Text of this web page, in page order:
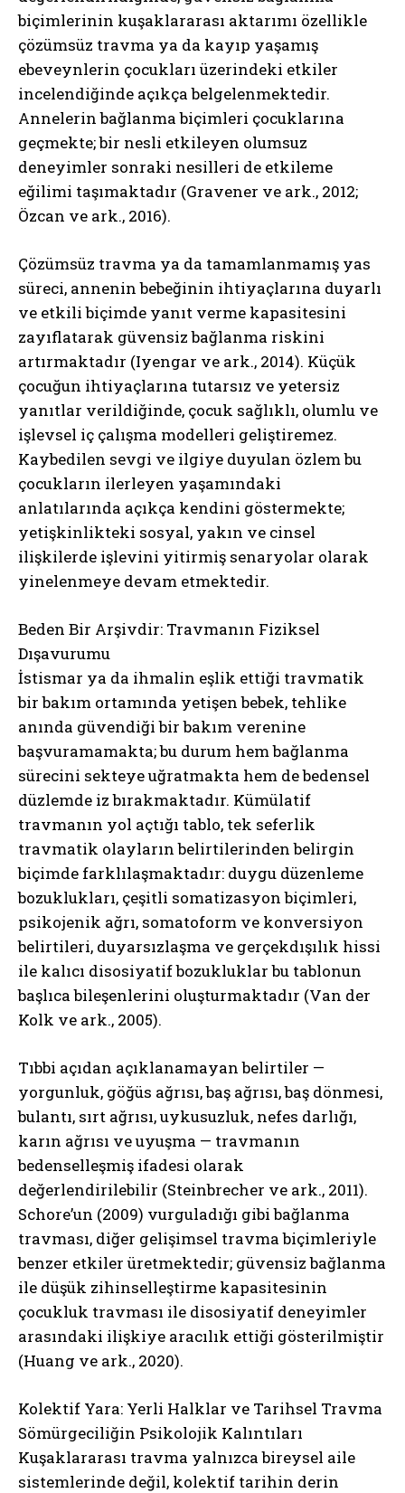
biçimlerinin kuşaklararası aktarımı özellikle
çözümsüz travma ya da kayıp yaşamış
ebeveynlerin çocukları üzerindeki etkiler
incelendiğinde açıkça belgelenmektedir.
Annelerin bağlanma biçimleri çocuklarına
geçmekte; bir nesli etkileyen olumsuz
deneyimler sonraki nesilleri de etkileme
eğilimi taşımaktadır (Gravener ve ark., 2012;
Özcan ve ark., 2016).
Çözümsüz travma ya da tamamlanmamış yas
süreci, annenin bebeğinin ihtiyaçlarına duyarlı
ve etkili biçimde yanıt verme kapasitesini
zayıflatarak güvensiz bağlanma riskini
artırmaktadır (Iyengar ve ark., 2014). Küçük
çocuğun ihtiyaçlarına tutarsız ve yetersiz
yanıtlar verildiğinde, çocuk sağlıklı, olumlu ve
işlevsel iç çalışma modelleri geliştiremez.
Kaybedilen sevgi ve ilgiye duyulan özlem bu
çocukların ilerleyen yaşamındaki
anlatılarında açıkça kendini göstermekte;
yetişkinlikteki sosyal, yakın ve cinsel
ilişkilerde işlevini yitirmiş senaryolar olarak
yinelenmeye devam etmektedir.
Beden Bir Arşivdir: Travmanın Fiziksel
Dışavurumu
İstismar ya da ihmalin eşlik ettiği travmatik
bir bakım ortamında yetişen bebek, tehlike
anında güvendiği bir bakım verenine
başvuramamakta; bu durum hem bağlanma
sürecini sekteye uğratmakta hem de bedensel
düzlemde iz bırakmaktadır. Kümülatif
travmanın yol açtığı tablo, tek seferlik
travmatik olayların belirtilerinden belirgin
biçimde farklılaşmaktadır: duygu düzenleme
bozuklukları, çeşitli somatizasyon biçimleri,
psikojenik ağrı, somatoform ve konversiyon
belirtileri, duyarsızlaşma ve gerçekdışılık hissi
ile kalıcı disosiyatif bozukluklar bu tablonun
başlıca bileşenlerini oluşturmaktadır (Van der
Kolk ve ark., 2005).
Tıbbi açıdan açıklanamayan belirtiler —
yorgunluk, göğüs ağrısı, baş ağrısı, baş dönmesi,
bulantı, sırt ağrısı, uykusuzluk, nefes darlığı,
karın ağrısı ve uyuşma — travmanın
bedenselleşmiş ifadesi olarak
değerlendirilebilir (Steinbrecher ve ark., 2011).
Schore’un (2009) vurguladığı gibi bağlanma
travması, diğer gelişimsel travma biçimleriyle
benzer etkiler üretmektedir; güvensiz bağlanma
ile düşük zihinselleştirme kapasitesinin
çocukluk travması ile disosiyatif deneyimler
arasındaki ilişkiye aracılık ettiği gösterilmiştir
(Huang ve ark., 2020).
Kolektif Yara: Yerli Halklar ve Tarihsel Travma
Sömürgeciliğin Psikolojik Kalıntıları
Kuşaklararası travma yalnızca bireysel aile
sistemlerinde değil, kolektif tarihin derin